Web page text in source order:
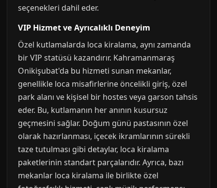
seçenekleri dahil eder.
VIP Hizmet ve Ayrıcalıklı Deneyim
Özel kutlamalarda loca kiralama, aynı zamanda
bir VIP statüsü kazandırır. Kahramanmaraş
Onikişubat'da bu hizmeti sunan mekanlar,
genellikle loca misafirlerine öncelikli giriş, özel
park alanı ve kişisel bir hostes veya garson tahsis
eder. Bu, kutlamanın her anının kusursuz
geçmesini sağlar. Doğum günü pastasının özel
olarak hazırlanması, içecek ikramlarının sürekli
taze tutulması gibi detaylar, loca kiralama
paketlerinin standart parçalarıdır. Ayrıca, bazı
mekanlar loca kiralama ile birlikte özel